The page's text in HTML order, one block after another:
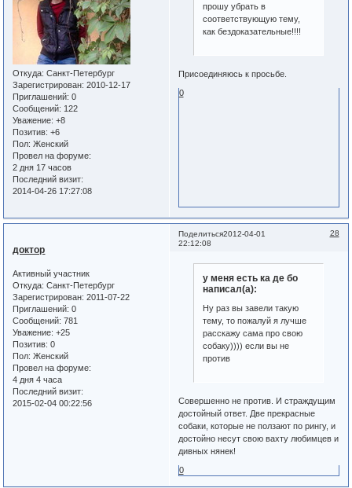
Откуда: Санкт-Петербург
Зарегистрирован: 2010-12-17
Приглашений: 0
Сообщений: 122
Уважение: +8
Позитив: +6
Пол: Женский
Провел на форуме:
2 дня 17 часов
Последний визит:
2014-04-26 17:27:08
прошу убрать в
соответствующую тему,
как бездоказательные!!!!
Присоединяюсь к просьбе.
0
Поделиться 28
2012-04-01
22:12:08
доктор
Активный участник
Откуда: Санкт-Петербург
Зарегистрирован: 2011-07-22
Приглашений: 0
Сообщений: 781
Уважение: +25
Позитив: 0
Пол: Женский
Провел на форуме:
4 дня 4 часа
Последний визит:
2015-02-04 00:22:56
у меня есть ка де бо
написал(а):
Ну раз вы завели такую
тему, то пожалуй я лучше
расскажу сама про свою
собаку)))) если вы не
против
Совершенно не против. И страждущим
достойный ответ. Две прекрасные
собаки, которые не ползают по рингу, и
достойно несут свою вахту любимцев и
дивных нянек!
0